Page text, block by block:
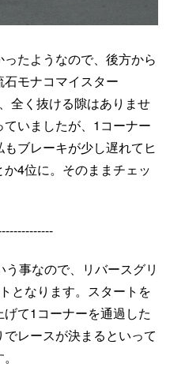
たようなので、後方から
モナコマイスター
全く抜ける隙はありませ
いましたが、1コーナー
ブレーキが少し遅れてヒ
4位に。そのままチェッ
事なので、リバースグリ
となります。スタートを
て1コーナーを通過した
レースが決まるといって